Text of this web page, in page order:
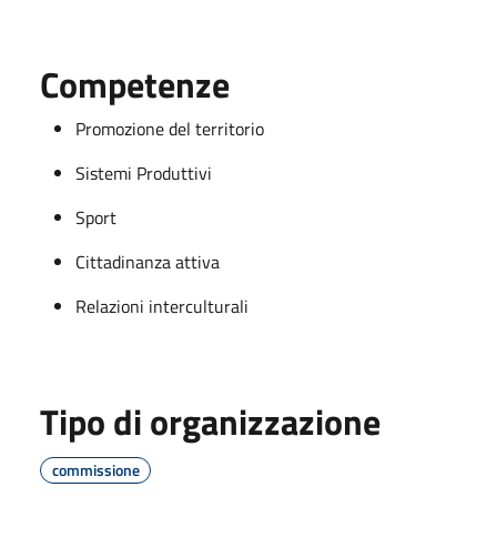
Competenze
Promozione del territorio
Sistemi Produttivi
Sport
Cittadinanza attiva
Relazioni interculturali
Tipo di organizzazione
commissione